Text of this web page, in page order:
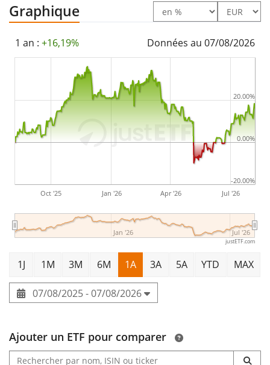
services de commercialisation à l'échelle mondiale. La
société a été fondée par Emil P. Martini en 1947 et son
siège social se trouve à Conshohocken, en
Pennsylvanie.
Graphique
1 an : +16,19% Données au 07/08/2026
Oct '25 Jan '26 Apr '26 Jul '26
Jan '26 Jul '26
-20.00%
0.00%
20.00%
justETF.com
1J 1M 3M 6M 1A 3A 5A YTD MAX
07/08/2025 - 07/08/2026
Ajouter un ETF pour comparer